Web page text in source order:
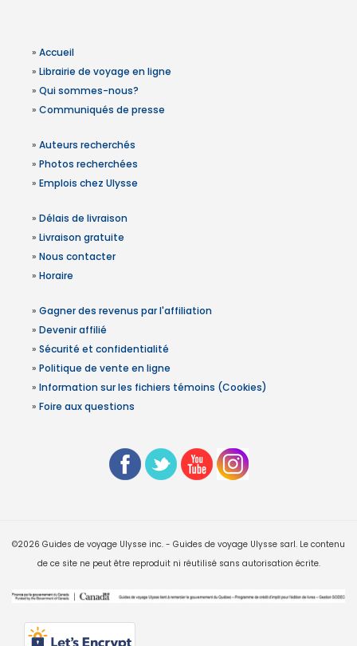
» Accueil
» Librairie de voyage en ligne
» Qui sommes-nous?
» Communiqués de presse
» Auteurs recherchés
» Photos recherchées
» Emplois chez Ulysse
» Délais de livraison
» Livraison gratuite
» Nous contacter
» Horaire
» Gagner des revenus par l'affiliation
» Devenir affilié
» Sécurité et confidentialité
» Politique de vente en ligne
» Information sur les fichiers témoins (Cookies)
» Foire aux questions
©2026 Guides de voyage Ulysse inc. - Guides de voyage Ulysse sarl. Le contenu
de ce site ne peut être reproduit ni réutilisé sans autorisation écrite.